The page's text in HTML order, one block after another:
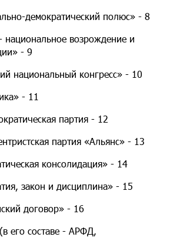
демократический полюс» - 8
национальное возрождение и
- 9
национальный конгресс» - 10
- 11
партия - 12
партия «Альянс» - 13
консолидация» - 14
закон и дисциплина» - 15
договор» - 16
его составе - АРФД,